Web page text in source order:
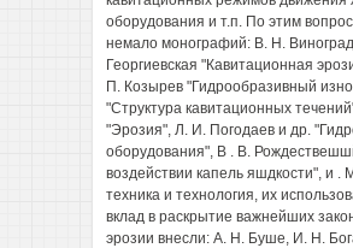
оборудования и т.п. По этим
немало монографий: В. Н.
Георгиевская "Кавитационная
П. Козырев "Гидрообразивный
"Структура кавитационных
"Эрозия", Л. И. Погодаев и др.
оборудования", В . В.
воздействии капель яшдкости", и .
техника и технология, их
вклад в раскрытие важнейших
эрозии внесли: А. Н. Буше, И. Н.